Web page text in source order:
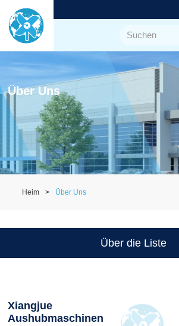
Über Uns
Heim Über Uns
Über die Liste
Xiangjue
Aushubmaschinen